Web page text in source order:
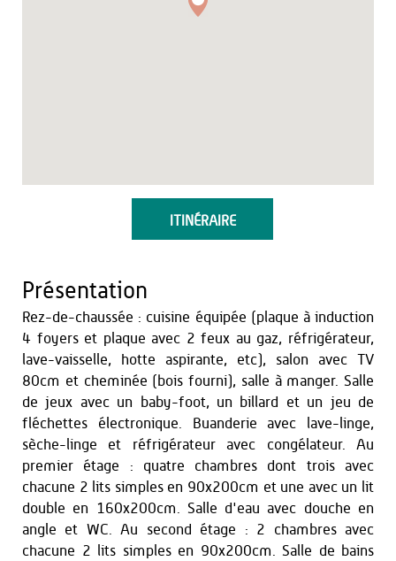
ITINÉRAIRE
Présentation
Rez-de-chaussée : cuisine équipée (plaque à induction
4 foyers et plaque avec 2 feux au gaz, réfrigérateur,
lave-vaisselle, hotte aspirante, etc), salon avec TV
80cm et cheminée (bois fourni), salle à manger. Salle
de jeux avec un baby-foot, un billard et un jeu de
fléchettes électronique. Buanderie avec lave-linge,
sèche-linge et réfrigérateur avec congélateur. Au
premier étage : quatre chambres dont trois avec
chacune 2 lits simples en 90x200cm et une avec un lit
double en 160x200cm. Salle d'eau avec douche en
angle et WC. Au second étage : 2 chambres avec
chacune 2 lits simples en 90x200cm. Salle de bains